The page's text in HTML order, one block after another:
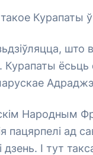
Курапаты ў
што
Курапаты ёсьць
Народным
пацярпелі ад
дзень. І тут